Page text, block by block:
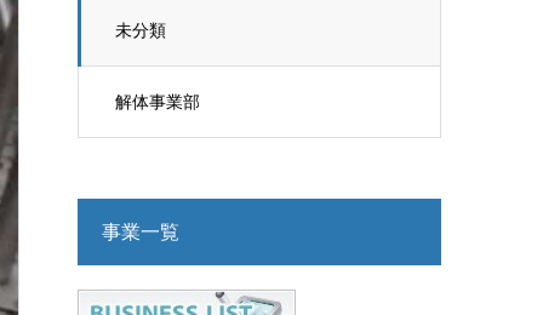
未分類
解体事業部
事業一覧